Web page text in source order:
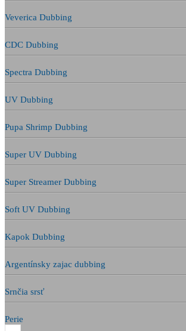
Veverica Dubbing
CDC Dubbing
Spectra Dubbing
UV Dubbing
Pupa Shrimp Dubbing
Super UV Dubbing
Super Streamer Dubbing
Soft UV Dubbing
Kapok Dubbing
Argentínsky zajac dubbing
Srnčia srsť
Perie